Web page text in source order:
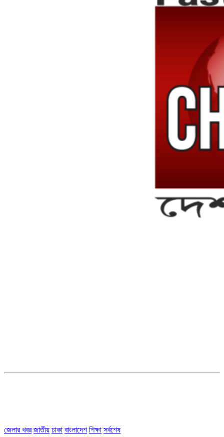
জেলার খবর জাতীয় ঢাকা বাংলাদেশ শিক্ষা সর্বশেষ